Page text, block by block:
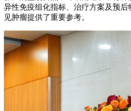
异性免疫组化指标、治疗方案及预
见肿瘤提供了重要参考。